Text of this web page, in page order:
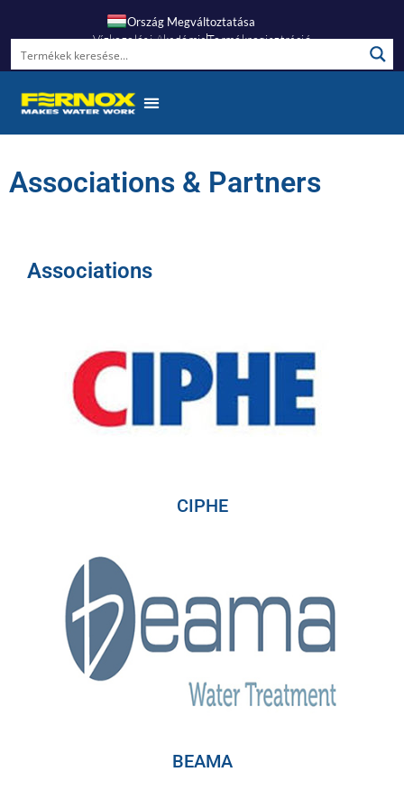
Ország Megváltoztatása
Vízkezelési AkadémiaTermékregisztráció
Associations & Partners
Associations
CIPHE
BEAMA